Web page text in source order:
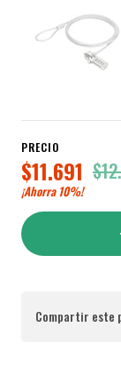
PRECIO
$11.691
¡Ahorra 10%!
Compartir este